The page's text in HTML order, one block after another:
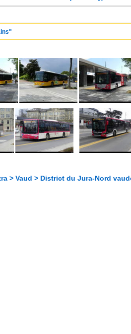
> Vaud > District du Jura-Nord